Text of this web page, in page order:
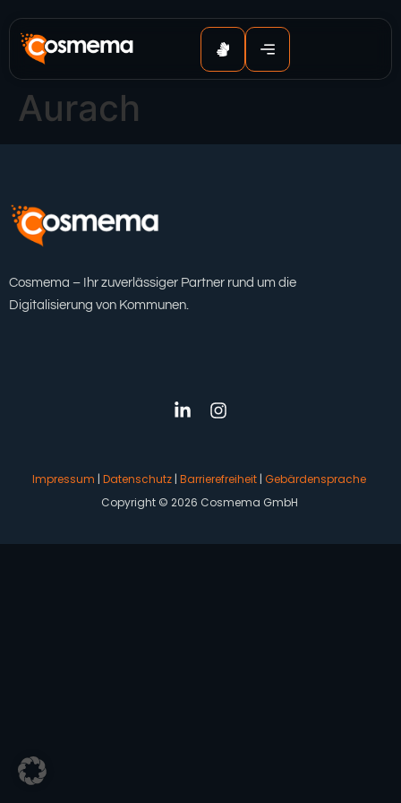
springen
Aurach
Cosmema – Ihr zuverlässiger Partner rund um die
Digitalisierung von Kommunen.
Impressum | Datenschutz | Barrierefreiheit | Gebärdensprache
Copyright © 2026 Cosmema GmbH